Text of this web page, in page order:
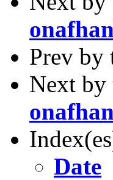
Prev by
Next by
Date